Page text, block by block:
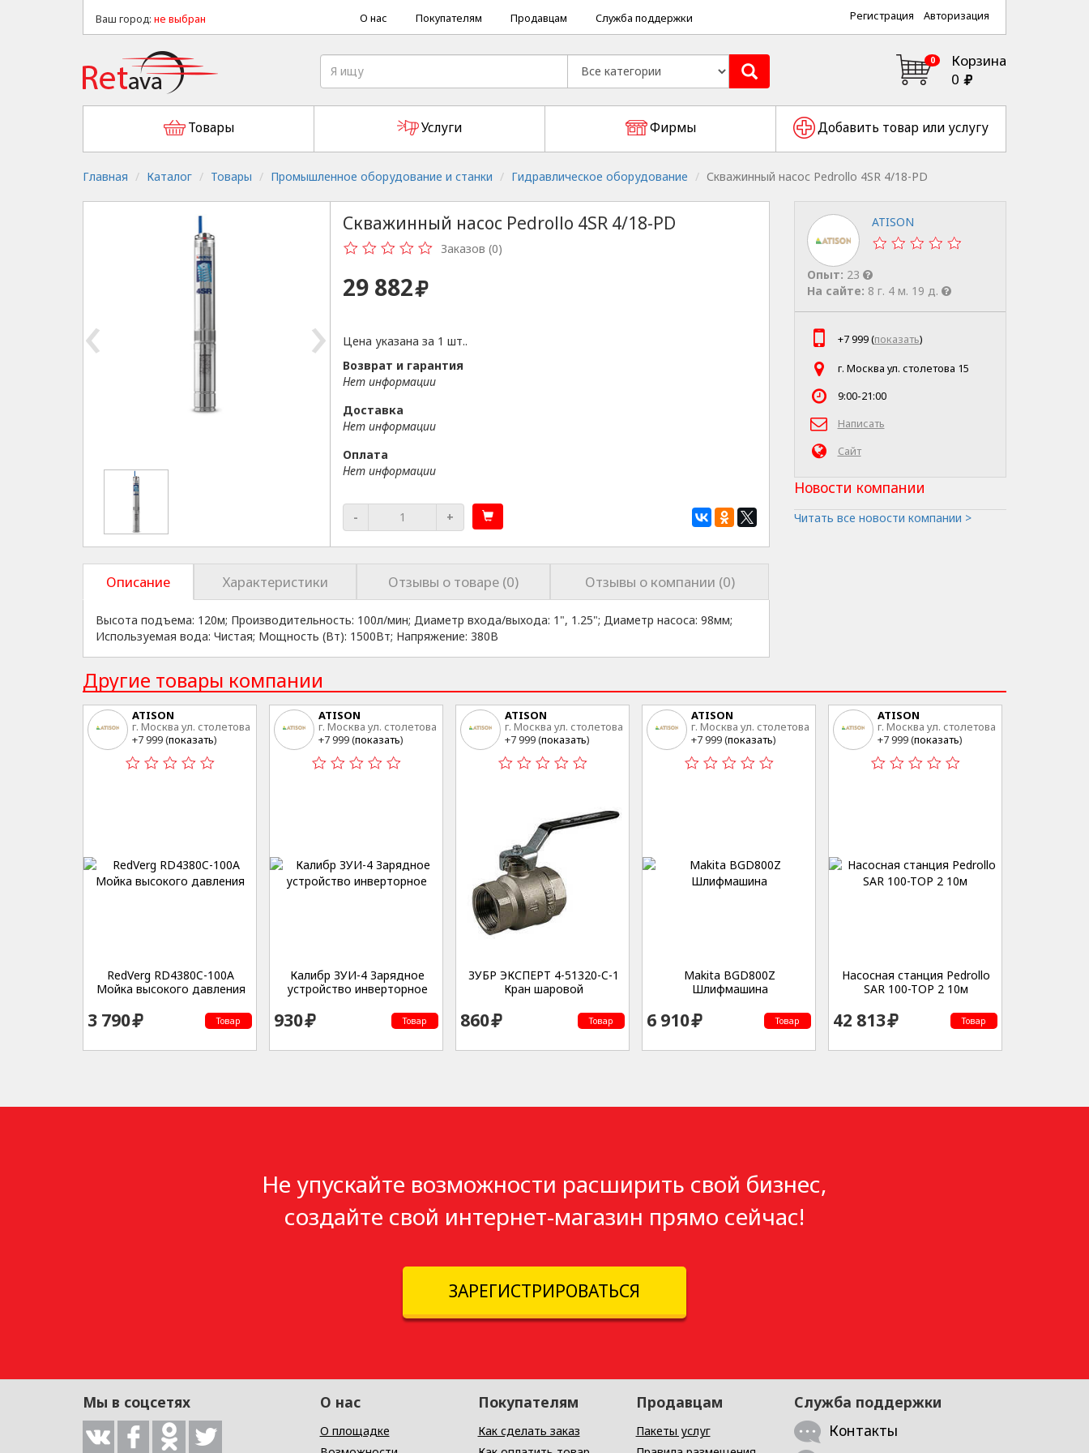
Ваш город: не выбран Регистрация Авторизация
О нас Покупателям Продавцам Служба поддержки
0
Корзина
0
Товары Услуги Фирмы Добавить товар или услугу
Главная Каталог Товары Промышленное оборудование и станки Гидравлическое оборудование Скважинный насос Pedrollo 4SR 4/18-PD
‹ ›
Скважинный насос Pedrollo 4SR 4/18-PD
Заказов (0)
29 882
Цена указана за 1 шт..
Возврат и гарантия
Нет информации
Доставка
Нет информации
Оплата
Нет информации
- +
Описание Характеристики Отзывы о товаре (0) Отзывы о компании (0)
Высота подъема: 120м; Производительность: 100л/мин; Диаметр входа/выхода: 1", 1.25"; Диаметр насоса: 98мм;
Используемая вода: Чистая; Мощность (Вт): 1500Вт; Напряжение: 380В
ATISON
Опыт: 23
На сайте: 8 г. 4 м. 19 д.
+7 999 (показать)
г. Москва ул. столетова 15
9:00-21:00
Написать
Сайт
Новости компании
Читать все новости компании >
Другие товары компании
ATISON
г. Москва ул. столетова
15
+7 999 (показать)
RedVerg RD4380C-100A
Мойка высокого давления
3 790 Товар
ATISON
г. Москва ул. столетова
15
+7 999 (показать)
Калибр ЗУИ-4 Зарядное
устройство инверторное
930 Товар
ATISON
г. Москва ул. столетова
15
+7 999 (показать)
ЗУБР ЭКСПЕРТ 4-51320-C-1
Кран шаровой
860 Товар
ATISON
г. Москва ул. столетова
15
+7 999 (показать)
Makita BGD800Z
Шлифмашина
6 910 Товар
ATISON
г. Москва ул. столетова
15
+7 999 (показать)
Насосная станция Pedrollo
SAR 100-TOP 2 10м
42 813 Товар
Не упускайте возможности расширить свой бизнес,
создайте свой интернет-магазин прямо сейчас!
ЗАРЕГИСТРИРОВАТЬСЯ
Мы в соцсетях О нас
О площадке
Покупателям
Как сделать заказ
Продавцам
Пакеты услуг
Служба поддержки
Контакты